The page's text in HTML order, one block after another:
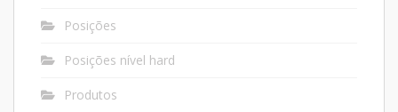
Posições
Posições nível hard
Produtos